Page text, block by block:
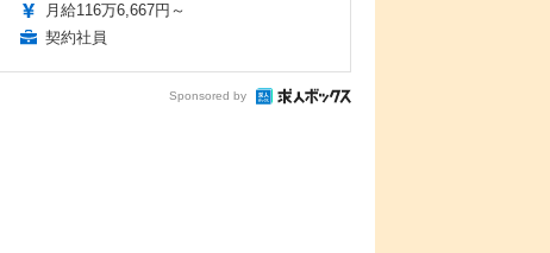
月給116万6,667円～
契約社員
Sponsored by